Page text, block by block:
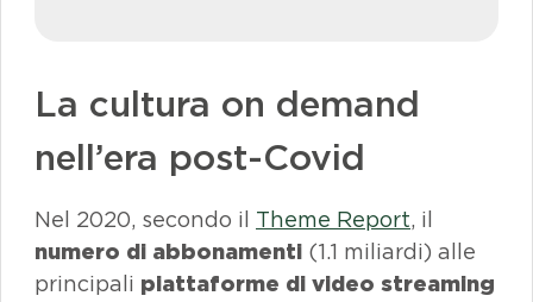
La cultura on demand
nell’era post-Covid
Nel 2020, secondo il Theme Report, il
numero di abbonamenti (1.1 miliardi) alle
principali piattaforme di video streaming